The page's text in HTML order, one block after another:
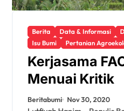
Berita Data & Informasi
Isu Bumi
Pertanian
Kerjasama
Menuai Kritik
Beritabumi Nov 30, 2020